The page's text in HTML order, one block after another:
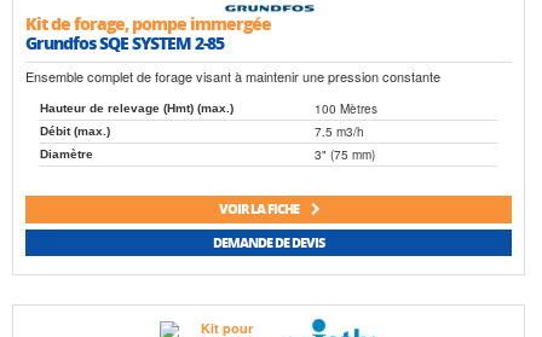
Kit de forage, pompe immergée
Grundfos SQE SYSTEM 2-85
Ensemble complet de forage visant à maintenir une pression constante
Hauteur de relevage (Hmt) (max.) 100 Mètres
Débit (max.) 7.5 m3/h
Diamètre 3" (75 mm)
VOIR LA FICHE
DEMANDE DE DEVIS